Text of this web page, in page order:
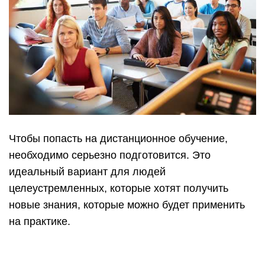
Чтобы попасть на дистанционное обучение,
необходимо серьезно подготовится. Это
идеальный вариант для людей
целеустремленных, которые хотят получить
новые знания, которые можно будет применить
на практике.